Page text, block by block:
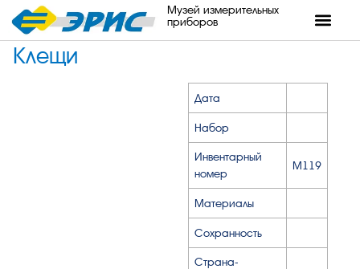
Музей измерительных
приборов
Клещи
Дата
Набор
Инвентарный
номер
М119
Материалы
Сохранность
Страна-